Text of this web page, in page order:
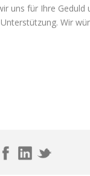
uns für Ihre Geduld
Wir